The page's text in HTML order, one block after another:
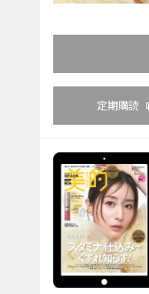
定期購読